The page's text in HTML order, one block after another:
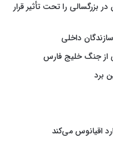
بزرگسالی را تحت تأثیر قرار
داخلی
از جنگ خلیج فارس
برد
اقیانوس می‌کند